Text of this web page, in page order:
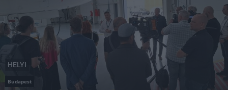
HELYI
Budapest